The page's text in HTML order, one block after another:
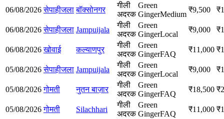
06/08/2026 सेपाहीजला बॉक्सोनगर
गीली
अदरक
Green
GingerMedium
₹9,500 ₹
06/08/2026 सेपाहीजला Jampuijala
गीली
अदरक
Green
GingerLocal
₹9,000 ₹
06/08/2026 खोवाई कल्याणपुर
गीली
अदरक
Green
GingerFAQ
₹11,000 ₹
05/08/2026 सेपाहीजला Jampuijala
गीली
अदरक
Green
GingerLocal
₹9,000 ₹
05/08/2026 गोमती नुतन बाज़ार
गीली
अदरक
Green
GingerFAQ
₹18,500 ₹
05/08/2026 गोमती Silachhari
गीली
अदरक
Green
GingerFAQ
₹11,000 ₹